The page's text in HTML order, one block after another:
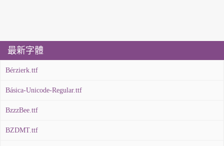
最新字體
Bérzierk.ttf
Básica-Unicode-Regular.ttf
BzzzBee.ttf
BZDMT.ttf